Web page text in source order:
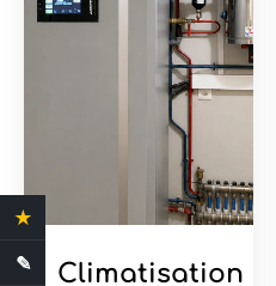
Climatisation
★
✎ Demande de devis